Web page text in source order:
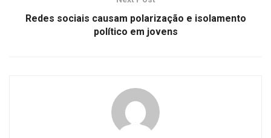
Redes sociais causam polarização e isolamento
político em jovens